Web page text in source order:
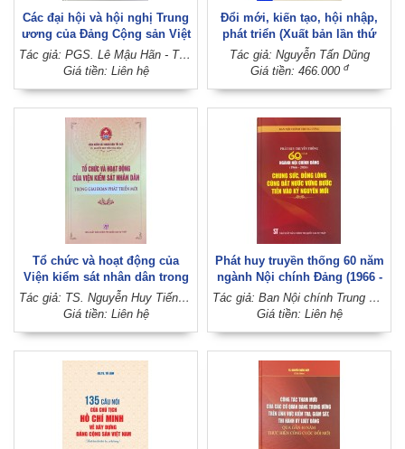
Các đại hội và hội nghị Trung
ương của Đảng Cộng sản Việt
Nam (1930 - 2025)
Tác giả: PGS. Lê Mậu Hãn - TS. Võ Văn Bé
Giá tiền: Liên hệ
Đổi mới, kiến tạo, hội nhập,
phát triển (Xuất bản lần thứ
hai)
Tác giả: Nguyễn Tấn Dũng
Giá tiền: 466.000 đ
Tổ chức và hoạt động của
Viện kiểm sát nhân dân trong
giai đoạn phát triển mới Tác giả: TS. Nguyễn Huy Tiến (Chủ biên) (Viện Kiểm sát nhân dân tối cao)
Giá tiền: Liên hệ
Phát huy truyền thống 60 năm
ngành Nội chính Đảng (1966 -
2026), chung sức, đồng lòng
cùng đất nước vững bước tiến
Tác giả: Ban Nội chính Trung ương
Giá tiền: Liên hệ